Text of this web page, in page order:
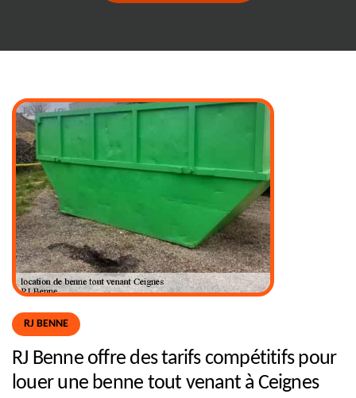
RJ BENNE
RJ Benne offre des tarifs compétitifs pour
louer une benne tout venant à Ceignes